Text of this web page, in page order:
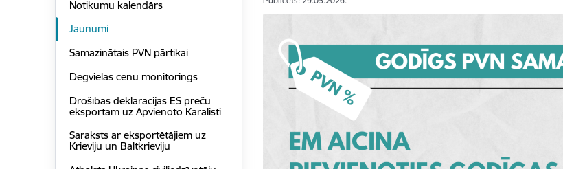
Notikumu kalendārs
Jaunumi
Samazinātais PVN pārtikai
Degvielas cenu monitorings
Drošības deklarācijas ES preču
eksportam uz Apvienoto Karalisti
Saraksts ar eksportētājiem uz
Krieviju un Baltkrieviju